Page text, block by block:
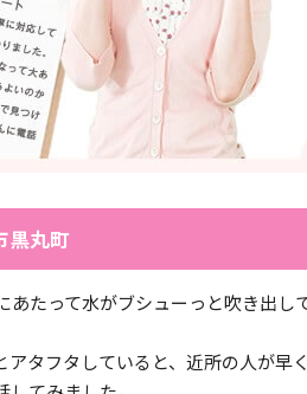
黒丸町
たって水がブシューっと吹き出し
タフタしていると、近所の人が早く